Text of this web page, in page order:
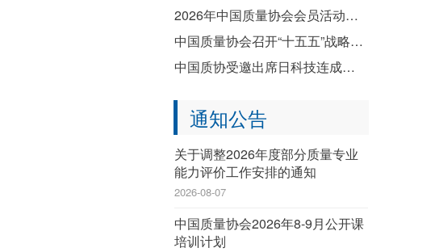
2026年中国质量协会会员活动暨企业质量文化建设推进交流活动成功举办
中国质量协会召开“十五五”战略规划宣贯会
中国质协受邀出席日科技连成立80周年纪念演讲会暨纪念祝贺会
通知公告
关于调整2026年度部分质量专业
能力评价工作安排的通知
2026-08-07
中国质量协会2026年8-9月公开课
培训计划